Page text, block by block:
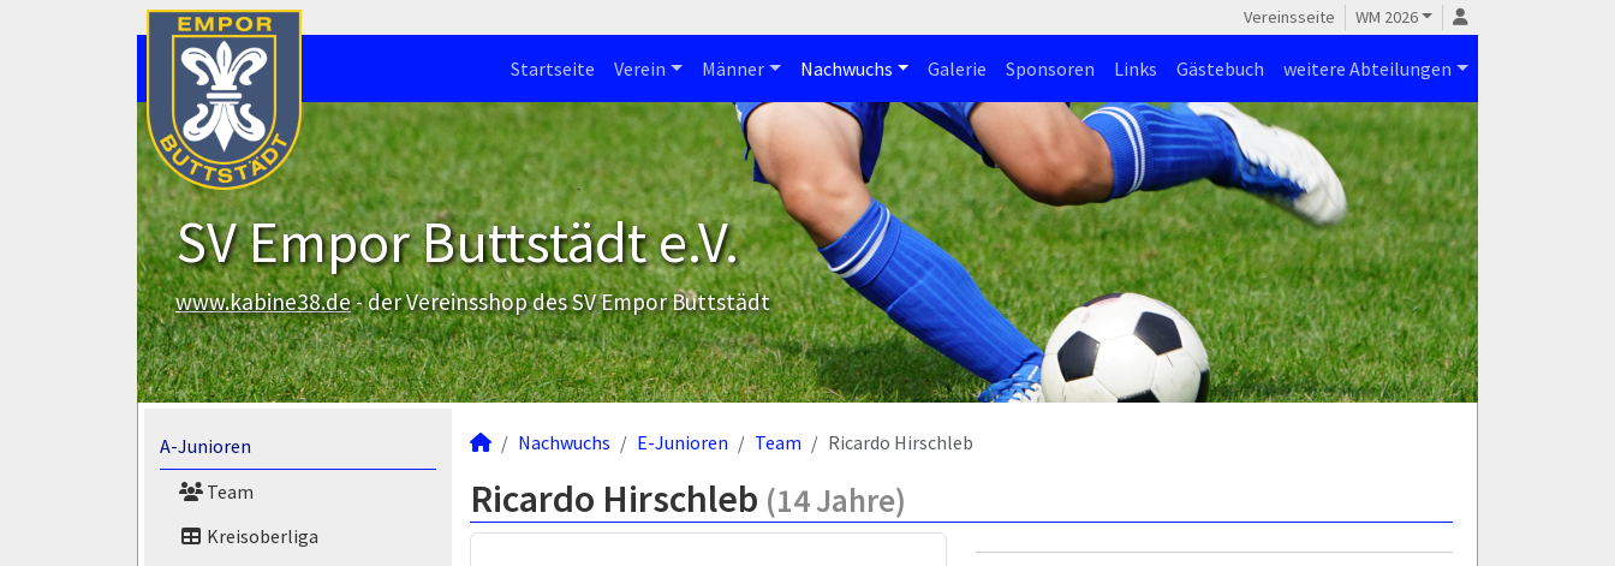
Vereinsseite WM 2026
Startseite Verein Männer Nachwuchs Galerie Sponsoren Links Gästebuch weitere Abteilungen
SV Empor Buttstädt e.V.
www.kabine38.de- der Vereinsshop des SV Empor Buttstädt
A-Junioren
Team
Kreisoberliga
Nachwuchs E-Junioren Team Ricardo Hirschleb
Ricardo Hirschleb (14 Jahre)